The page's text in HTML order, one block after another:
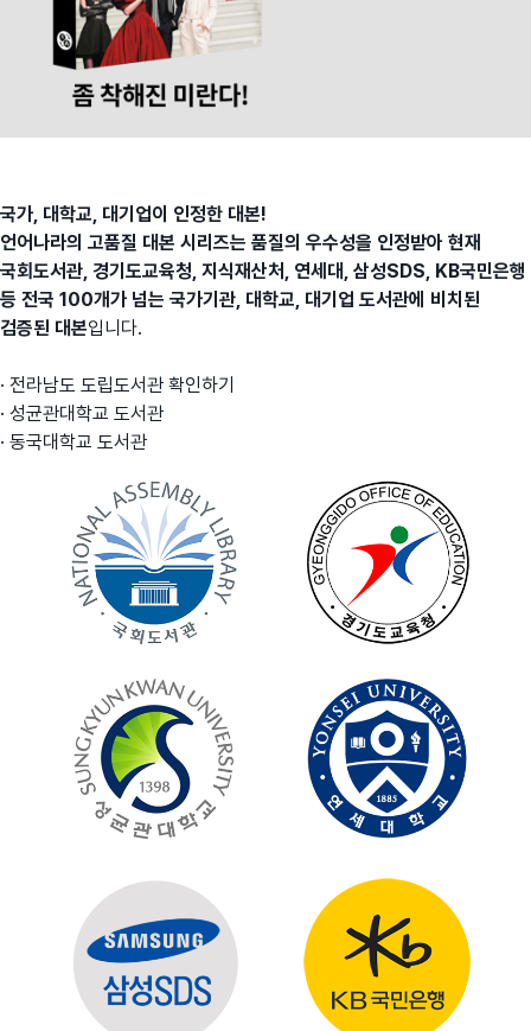
국가, 대학교, 대기업이 인정한 대본!
언어나라의 고품질 대본 시리즈는 품질의 우수성을 인정받아 현재
국회도서관, 경기도교육청, 지식재산처, 연세대, 삼성SDS, KB국민은행
등 전국 100개가 넘는 국가기관, 대학교, 대기업 도서관에 비치된
검증된 대본입니다.
· 전라남도 도립도서관 확인하기
· 성균관대학교 도서관
· 동국대학교 도서관